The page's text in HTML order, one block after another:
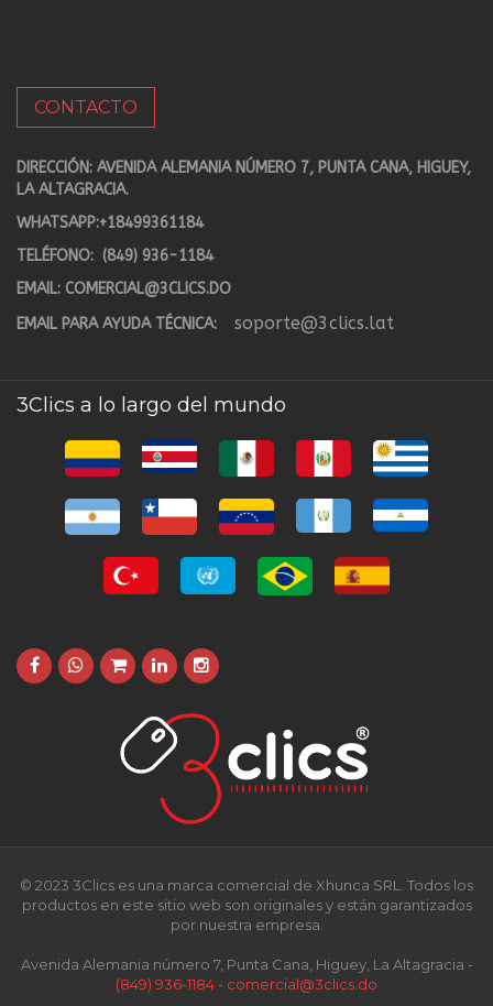
CONTACTO
DIRECCIÓN: AVENIDA ALEMANIA NÚMERO 7, PUNTA CANA, HIGUEY,
LA ALTAGRACIA.
WHATSAPP:+18499361184
TELÉFONO: (849) 936-1184
EMAIL: COMERCIAL@3CLICS.DO
EMAIL PARA AYUDA TÉCNICA:
soporte@3clics.lat
3Clics a lo largo del mundo
© 2023 3Clics es una marca comercial de Xhunca SRL. Todos los
productos en este sitio web son originales y están garantizados
por nuestra empresa.
Avenida Alemania número 7, Punta Cana, Higuey, La Altagracia -
(849) 936-1184 - comercial@3clics.do